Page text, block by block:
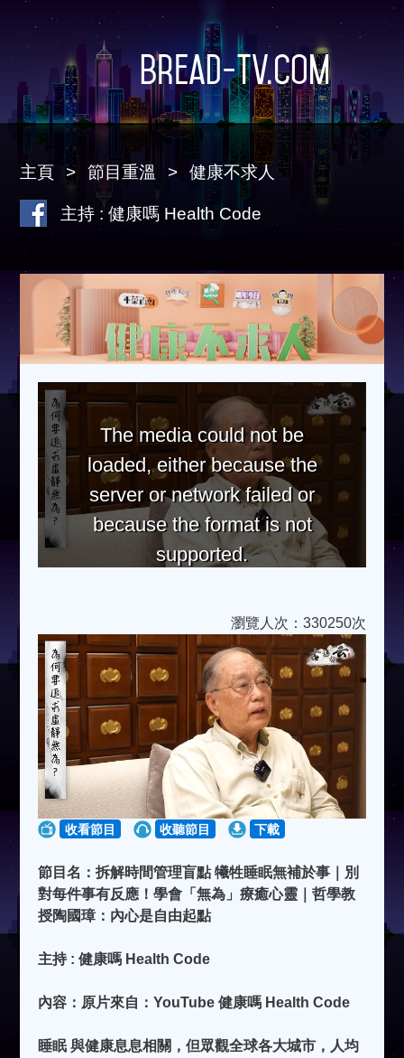
Bread-TV.com
主頁 節目重溫 健康不求人
主持 : 健康嗎 Health Code
The media could not be
loaded, either because the
server or network failed or
because the format is not
supported.
瀏覽人次：330250次
收看節目 收聽節目 下載
節目名：拆解時間管理盲點 犧牲睡眠無補於事｜別
對每件事有反應！學會「無為」療癒心靈｜哲學教
授陶國璋：內心是自由起點
主持 : 健康嗎 Health Code
內容：原片來自：YouTube 健康嗎 Health Code
睡眠 與健康息息相關，但眾觀全球各大城市，人均